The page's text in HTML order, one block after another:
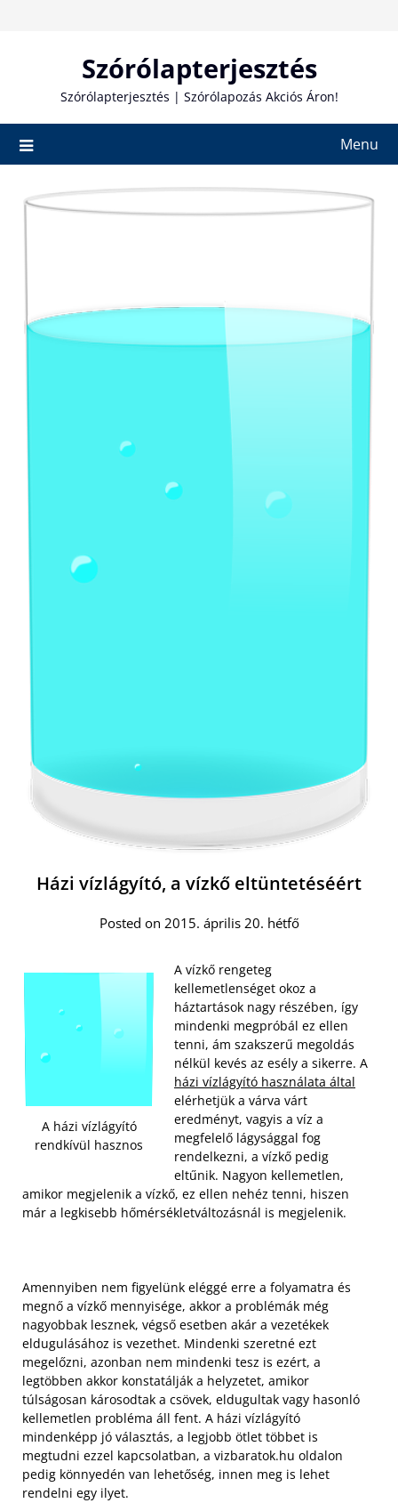
Szórólapterjesztés
Szórólapterjesztés | Szórólapozás Akciós Áron!
Menu
Házi vízlágyító, a vízkő eltüntetéséért
Posted on 2015. április 20. hétfő
A házi vízlágyító
rendkívül hasznos
A vízkő rengeteg
kellemetlenséget okoz a
háztartások nagy részében, így
mindenki megpróbál ez ellen
tenni, ám szakszerű megoldás
nélkül kevés az esély a sikerre. A
házi vízlágyító használata által
elérhetjük a várva várt
eredményt, vagyis a víz a
megfelelő lágysággal fog
rendelkezni, a vízkő pedig
eltűnik. Nagyon kellemetlen,
amikor megjelenik a vízkő, ez ellen nehéz tenni, hiszen
már a legkisebb hőmérsékletváltozásnál is megjelenik.
Amennyiben nem figyelünk eléggé erre a folyamatra és
megnő a vízkő mennyisége, akkor a problémák még
nagyobbak lesznek, végső esetben akár a vezetékek
eldugulásához is vezethet. Mindenki szeretné ezt
megelőzni, azonban nem mindenki tesz is ezért, a
legtöbben akkor konstatálják a helyzetet, amikor
túlságosan károsodtak a csövek, eldugultak vagy hasonló
kellemetlen probléma áll fent. A házi vízlágyító
mindenképp jó választás, a legjobb ötlet többet is
megtudni ezzel kapcsolatban, a vizbaratok.hu oldalon
pedig könnyedén van lehetőség, innen meg is lehet
rendelni egy ilyet.